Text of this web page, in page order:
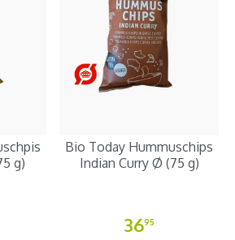
g)
Bio Today Hummuschips
Indian Curry Ø (75 g)
3695